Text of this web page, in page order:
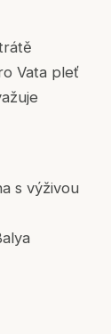
Vata pleť
s výživou